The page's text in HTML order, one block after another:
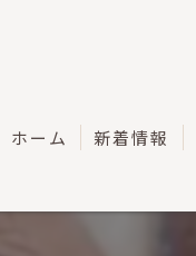
ホーム 新着情報